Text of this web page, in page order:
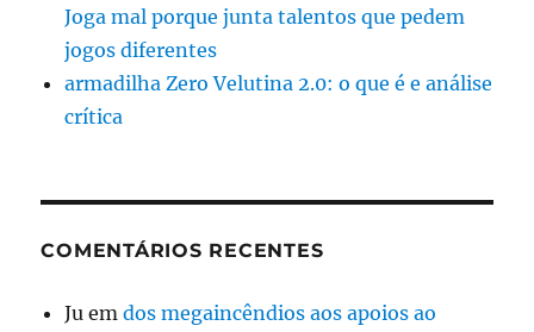
Joga mal porque junta talentos que pedem
jogos diferentes
armadilha Zero Velutina 2.0: o que é e análise
crítica
COMENTÁRIOS RECENTES
Ju emdos megaincêndios aos apoios ao